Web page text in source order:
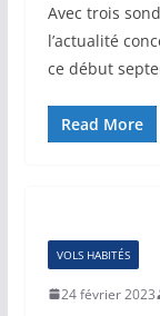
Avec trois
l’actualité
ce début
Read More
VOLS HABITÉS
24 février 2023